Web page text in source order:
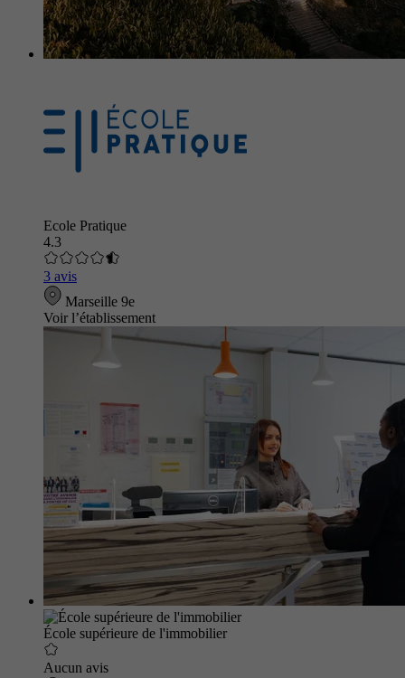
Ecole Pratique
4.3
3 avis
Marseille 9e
Voir l’établissement
École supérieure de l'immobilier
Aucun avis